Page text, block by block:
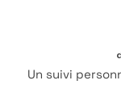
Un suivi